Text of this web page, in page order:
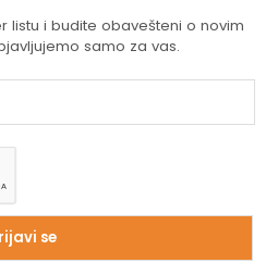
listu i budite obavešteni o novim
samo za vas.